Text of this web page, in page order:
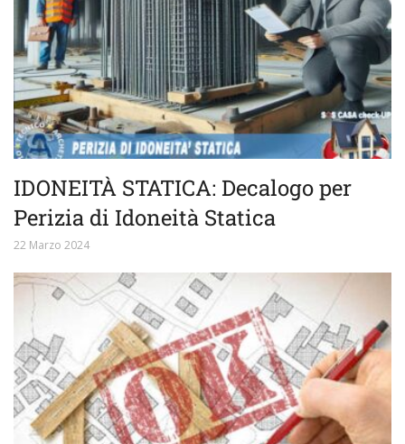
IDONEITÀ STATICA: Decalogo per
Perizia di Idoneità Statica
22 Marzo 2024